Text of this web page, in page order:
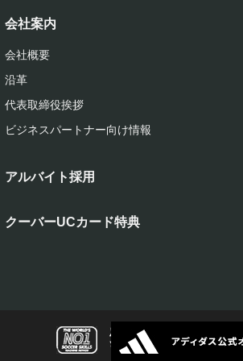
会社案内
会社概要
沿革
代表取締役挨拶
ビジネスパートナー向け情報
アルバイト採用
クーバーUCカード特典